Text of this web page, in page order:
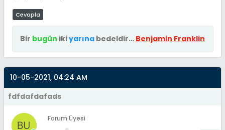
Cevapla
Bir bugün ikiyarına bedeldir… Benjamin Franklin
10-05-2021, 04:24 AM
fdfdafdafads
Forum Üyesi